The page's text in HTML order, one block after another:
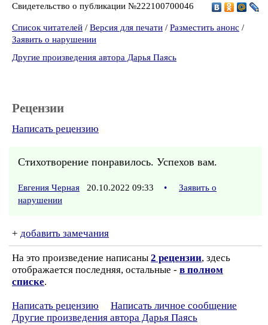
Свидетельство о публикации №222100700046
Список читателей / Версия для печати / Разместить анонс /
Заявить о нарушении
Другие произведения автора Дарья Паясь
Рецензии
Написать рецензию
Стихотворение понравилось. Успехов вам.
Евгения Черная 20.10.2022 09:33 •
Заявить о
нарушении
+ добавить замечания
На это произведение написаны 2 рецензии, здесь
отображается последняя, остальные - в полном
списке.
Написать рецензию
Написать личное сообщение
Другие произведения автора Дарья Паясь